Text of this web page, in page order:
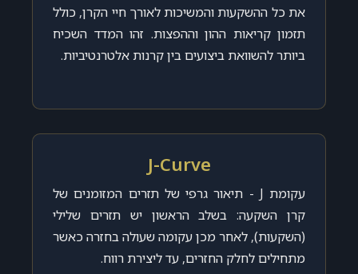
את כל ההשקעות והמשיכות לאורך חיי הקרן, כולל
תזמון קריאות ההון וההפצות. זהו המדד השכיח
ביותר להשוואת ביצועים בין קרנות אלטרנטיביות.
J-Curve
עקומת J - תיאור גרפי של תזרים המזומנים של
קרן השקעה: בשלב הראשון יש תזרים שלילי
(השקעות), לאחר מכן עקומה שעולה בחזרה כאשר
מתחילים לחלק החזרים, עד ליצירת רווח.